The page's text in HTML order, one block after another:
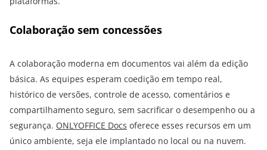
Colaboração sem concessões
A colaboração moderna em documentos vai além da edição
básica. As equipes esperam coedição em tempo real,
histórico de versões, controle de acesso, comentários e
compartilhamento seguro, sem sacrificar o desempenho ou a
segurança. ONLYOFFICE Docs oferece esses recursos em um
único ambiente, seja ele implantado no local ou na nuvem.